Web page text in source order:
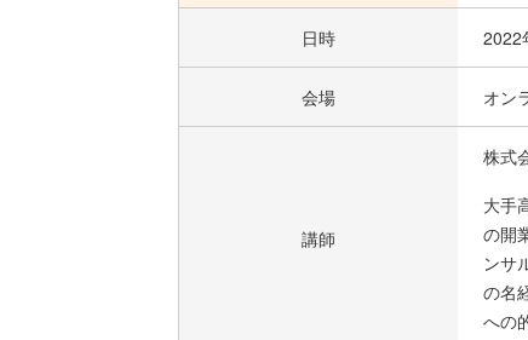
日時 2022
会場 オン
講師
株式
大手
の開
ンサ
の名
への